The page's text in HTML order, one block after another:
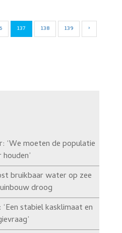
137 138 139 ›
‘We moeten de populatie
bruikbaar water op zee
droog
‘Een stabiel kasklimaat en